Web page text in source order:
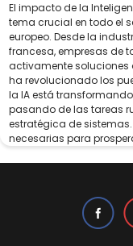
El impacto de la
tema crucial en todo el
europeo. Desde la
francesa, empresas de
activamente soluciones
ha revolucionado los
la IA está
pasando de las tareas
estratégica de
necesarias para